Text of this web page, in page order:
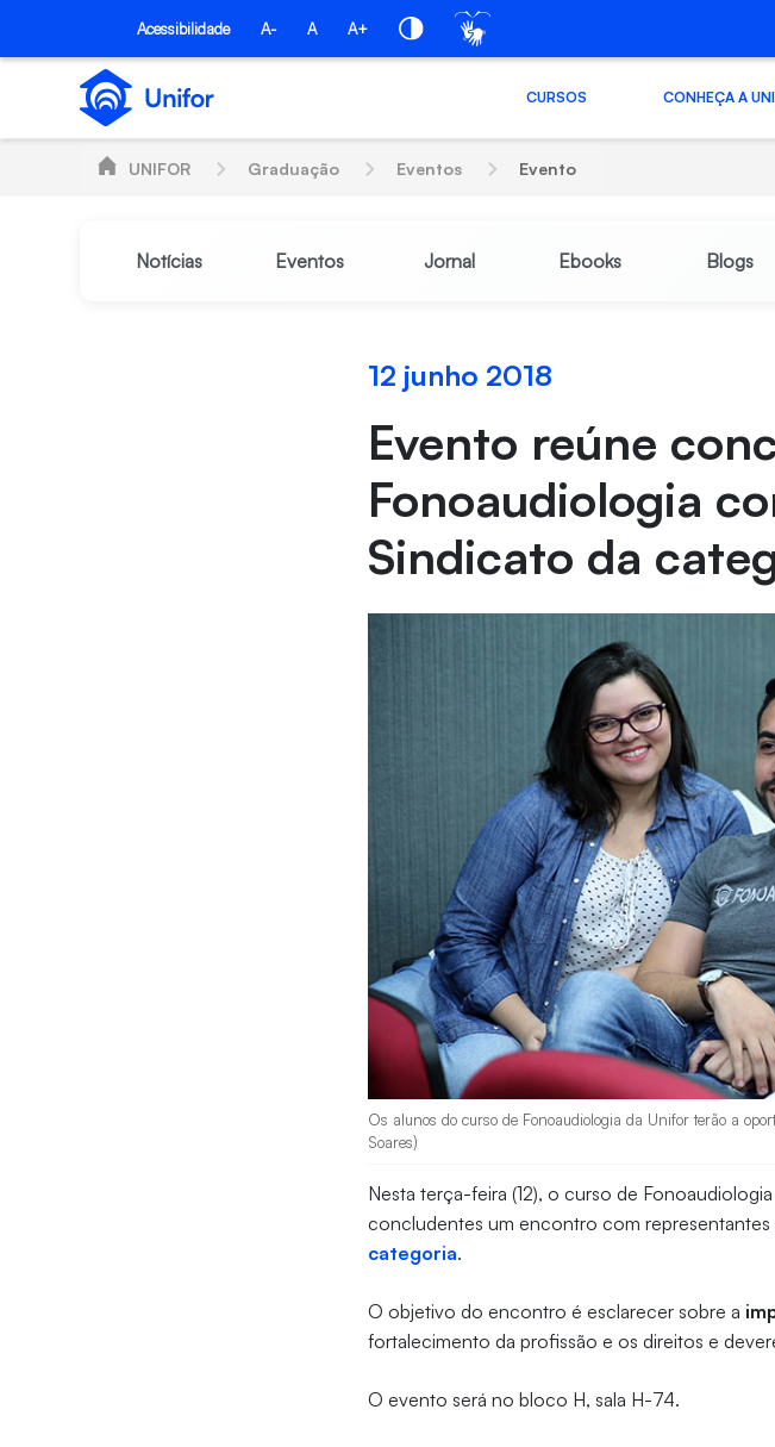
Pular para o Conteúdo principal
Acessibilidade A- A A+
CURSOS CONHEÇA A
UNIFOR Graduação Eventos Evento
Notícias Eventos Jornal Ebooks Blogs
12 junho 2018
Evento reúne
Fonoaudiologia
Sindicato da
Os alunos do curso de Fonoaudiologia da Unifor terão a
Soares)
Nesta terça-feira (12), o curso de
concludentes um encontro com representantes
categoria.
O objetivo do encontro é esclarecer sobre a
fortalecimento da profissão e os direitos e
O evento será no bloco H, sala H-74.